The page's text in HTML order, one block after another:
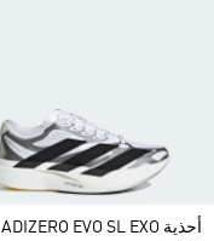
أحذية ADIZERO EVO SL EXO